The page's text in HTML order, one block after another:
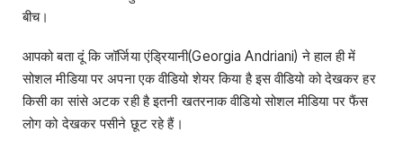
बीच।
आपको बता दूं कि जॉर्जिया एंड्रियानी(Georgia Andriani) ने हाल ही में
सोशल मीडिया पर अपना एक वीडियो शेयर किया है इस वीडियो को देखकर हर
किसी का सांसे अटक रही है इतनी खतरनाक वीडियो सोशल मीडिया पर फैंस
लोग को देखकर पसीने छूट रहे हैं।